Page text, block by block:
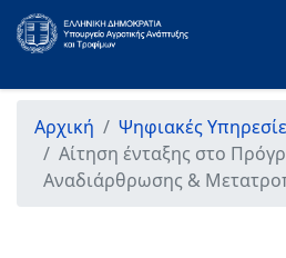
Αρχική
Ψηφιακές
Αίτηση ένταξης στο
Αναδιάρθρωσης &